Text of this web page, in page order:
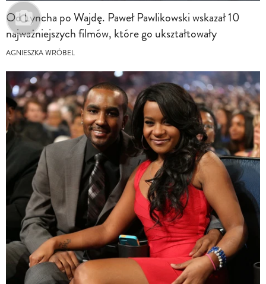
Od Lyncha po Wajdę. Paweł Pawlikowski wskazał 10
najważniejszych filmów, które go ukształtowały
AGNIESZKA WRÓBEL